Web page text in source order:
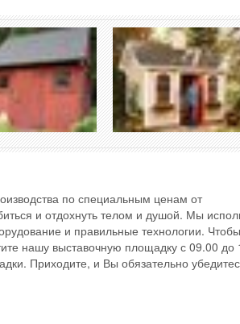
по специальным ценам от
и отдохнуть телом и душой. Мы
и правильные технологии. Чтобы
нашу выставочную площадку с 09.00 до
Приходите, и Вы обязательно